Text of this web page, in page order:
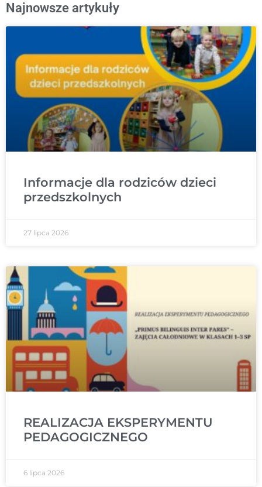
Najnowsze artykuły
Informacje dla rodziców dzieci
przedszkolnych
27 lipca 2026
REALIZACJA EKSPERYMENTU
PEDAGOGICZNEGO
6 lipca 2026